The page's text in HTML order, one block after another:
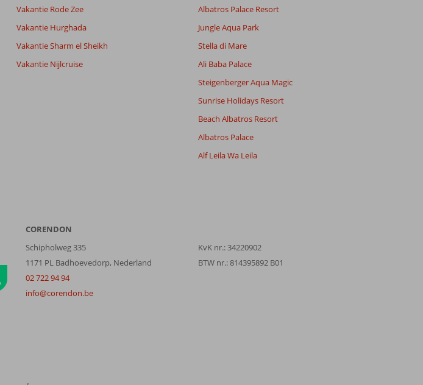
Vakantie Rode Zee
Vakantie Hurghada
Vakantie Sharm el Sheikh
Vakantie Nijlcruise
Albatros Palace Resort
Jungle Aqua Park
Stella di Mare
Ali Baba Palace
Steigenberger Aqua Magic
Sunrise Holidays Resort
Beach Albatros Resort
Albatros Palace
Alf Leila Wa Leila
CORENDON
Schipholweg 335
1171 PL Badhoevedorp, Nederland
02 722 94 94
info@corendon.be
KvK nr.: 34220902
BTW nr.: 814395892 B01